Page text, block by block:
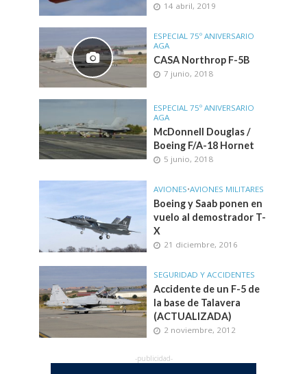
14 abril, 2019
ESPECIAL 75º ANIVERSARIO
AGA
CASA Northrop F-5B
7 junio, 2018
ESPECIAL 75º ANIVERSARIO
AGA
McDonnell Douglas /
Boeing F/A-18 Hornet
5 junio, 2018
AVIONES•AVIONES MILITARES
Boeing y Saab ponen en
vuelo al demostrador T-
X
21 diciembre, 2016
SEGURIDAD Y ACCIDENTES
Accidente de un F-5 de
la base de Talavera
(ACTUALIZADA)
2 noviembre, 2012